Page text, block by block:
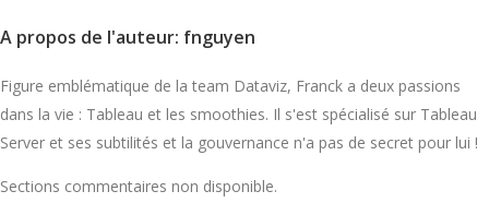
A propos de l'auteur: fnguyen
Figure emblématique de la team Dataviz, Franck a deux passions
dans la vie : Tableau et les smoothies. Il s'est spécialisé sur Tableau
Server et ses subtilités et la gouvernance n'a pas de secret pour lui !
Sections commentaires non disponible.